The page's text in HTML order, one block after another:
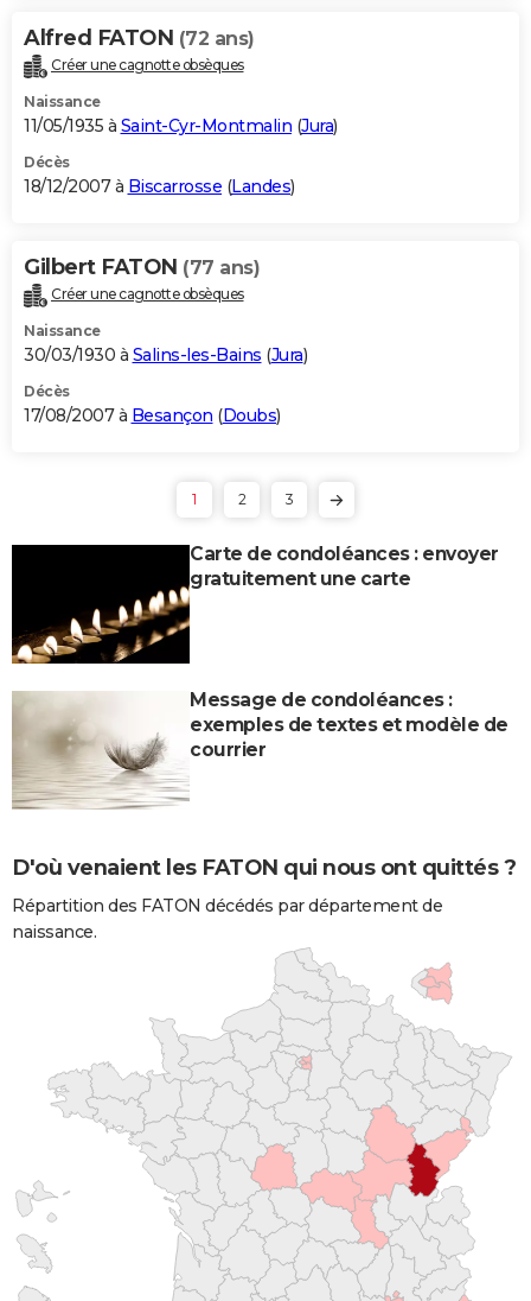
Alfred FATON (72 ans)
Créer une cagnotte obsèques
Naissance
11/05/1935 à Saint-Cyr-Montmalin (Jura)
Décès
18/12/2007 à Biscarrosse (Landes)
Gilbert FATON (77 ans)
Créer une cagnotte obsèques
Naissance
30/03/1930 à Salins-les-Bains (Jura)
Décès
17/08/2007 à Besançon (Doubs)
1 2 3
Carte de condoléances : envoyer
gratuitement une carte
Message de condoléances :
exemples de textes et modèle de
courrier
D'où venaient les FATON qui nous ont quittés ?
Répartition des FATON décédés par département de
naissance.